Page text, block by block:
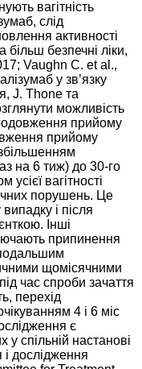
вагітність
слід
активності
безпечні ліки,
Vaughn C. et al.,
у зв’язку
J. Thone та
можливість
прийому
прийому
збільшенням
на 6 тиж) до 30-го
усієї вагітності
порушень. Це
і після
Інші
припинення
щомісячними
час спроби зачаття
перехід
4 і 6 міс
є
спільній настанові
і дослідження